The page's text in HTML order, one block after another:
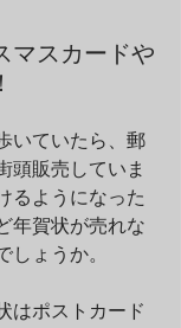
マスカードや
いていたら、郵
頭販売していま
るようになった
年賀状が売れな
しょうか。
はポストカード